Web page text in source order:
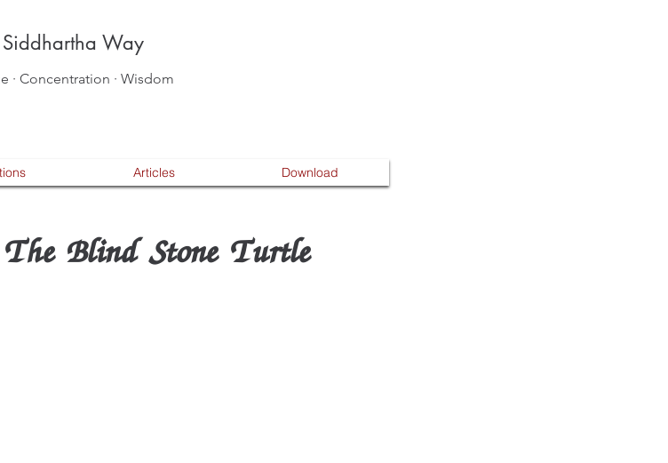
Siddhartha Way
· Concentration · Wisdom
Articles Download
Blind Stone Turtle